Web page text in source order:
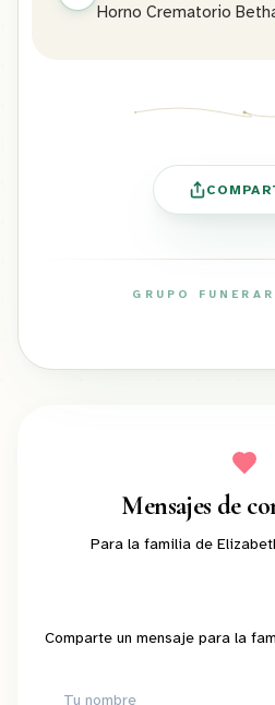
Horno Crematorio
GRUPO
Mensajes de
Para la familia de
Comparte un mensaje para la